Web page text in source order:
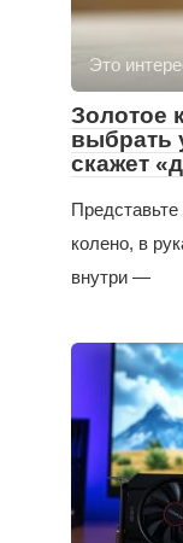
Это
Золотое
выбрать
скажет
колено, в
внутри —